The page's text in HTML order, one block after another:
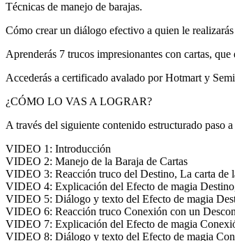
Técnicas de manejo de barajas.
Cómo crear un diálogo efectivo a quien le
Aprenderás 7 trucos impresionantes con cartas,
Accederás a certificado avalado por Hotmart y
¿CÓMO LO VAS A LOGRAR?
A través del siguiente contenido estructurado paso a
VIDEO 1: Introducción
VIDEO 2: Manejo de la Baraja de Cartas
VIDEO 3: Reacción truco del Destino, La carta de
VIDEO 4: Explicación del Efecto de magia
VIDEO 5: Diálogo y texto del Efecto de magia
VIDEO 6: Reacción truco Conexión con un
VIDEO 7: Explicación del Efecto de magia
VIDEO 8: Diálogo y texto del Efecto de magia